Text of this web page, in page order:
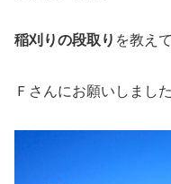
稲刈りの段取り を教え
Ｆさんにお願いしまし